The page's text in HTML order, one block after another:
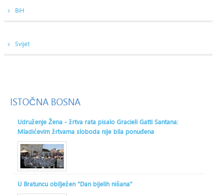
BiH
Svijet
ISTOČNA BOSNA
Udruženje Žena - žrtva rata pisalo Gracieli Gatti Santana:
Mladićevim žrtvama sloboda nije bila ponuđena
U Bratuncu obilježen "Dan bijelih nišana"